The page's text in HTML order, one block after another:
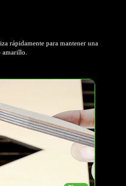
rápidamente para mantener una